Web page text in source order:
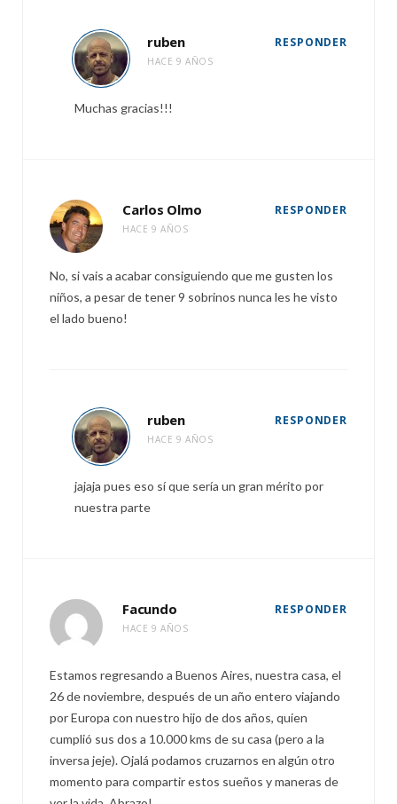
ruben
HACE 9 AÑOS
RESPONDER
Muchas gracias!!!
Carlos Olmo
HACE 9 AÑOS
RESPONDER
No, si vais a acabar consiguiendo que me gusten los
niños, a pesar de tener 9 sobrinos nunca les he visto
el lado bueno!
ruben
HACE 9 AÑOS
RESPONDER
jajaja pues eso sí que sería un gran mérito por
nuestra parte
Facundo
HACE 9 AÑOS
RESPONDER
Estamos regresando a Buenos Aires, nuestra casa, el
26 de noviembre, después de un año entero viajando
por Europa con nuestro hijo de dos años, quien
cumplió sus dos a 10.000 kms de su casa (pero a la
inversa jeje). Ojalá podamos cruzarnos en algún otro
momento para compartir estos sueños y maneras de